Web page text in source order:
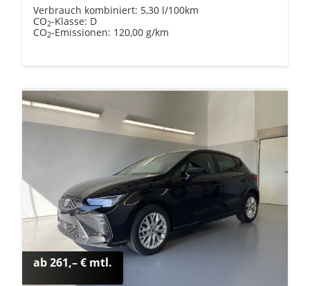
Verbrauch kombiniert: 5,30 l/100km
CO2-Klasse: D
CO2-Emissionen: 120,00 g/km
ab 261,– € mtl.